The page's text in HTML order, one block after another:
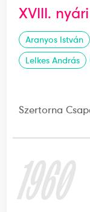
XVIII.
Aranyos István
Lelkes András
Szertorna
1960